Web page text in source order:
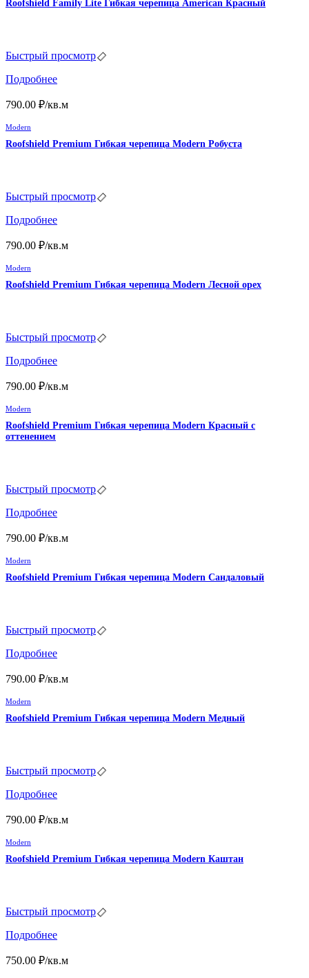
Roofshield Family Lite Гибкая черепица American Красный
Быстрый просмотр
Подробнее
790.00 ₽/кв.м
Modern
Roofshield Premium Гибкая черепица Modern Робуста
Быстрый просмотр
Подробнее
790.00 ₽/кв.м
Modern
Roofshield Premium Гибкая черепица Modern Лесной орех
Быстрый просмотр
Подробнее
790.00 ₽/кв.м
Modern
Roofshield Premium Гибкая черепица Modern Красный с
оттенением
Быстрый просмотр
Подробнее
790.00 ₽/кв.м
Modern
Roofshield Premium Гибкая черепица Modern Сандаловый
Быстрый просмотр
Подробнее
790.00 ₽/кв.м
Modern
Roofshield Premium Гибкая черепица Modern Медный
Быстрый просмотр
Подробнее
790.00 ₽/кв.м
Modern
Roofshield Premium Гибкая черепица Modern Каштан
Быстрый просмотр
Подробнее
750.00 ₽/кв.м